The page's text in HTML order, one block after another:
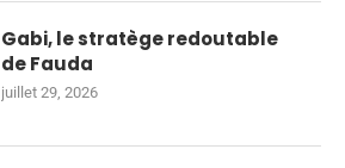
Gabi, le stratège redoutable
de Fauda
juillet 29, 2026